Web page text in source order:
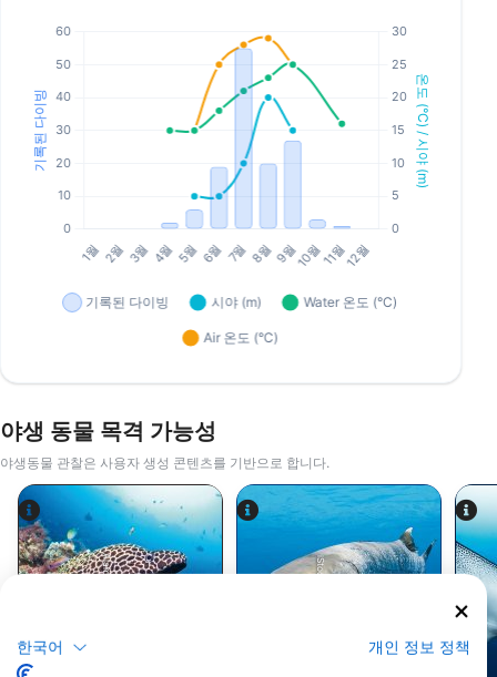
야생 동물 목격 가능성
야생동물 관찰은 사용자 생성 콘텐츠를 기반으로 합니다.
Alamy-WaterFrame iStock-Global_Pics
꼬치고기(바라쿠
한국어 개인 정보 정책